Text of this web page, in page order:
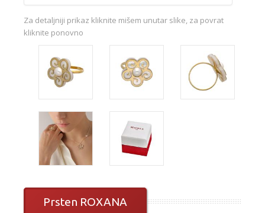
Za detaljniji prikaz kliknite mišem unutar slike, za povrat
kliknite ponovno
Prsten ROXANA